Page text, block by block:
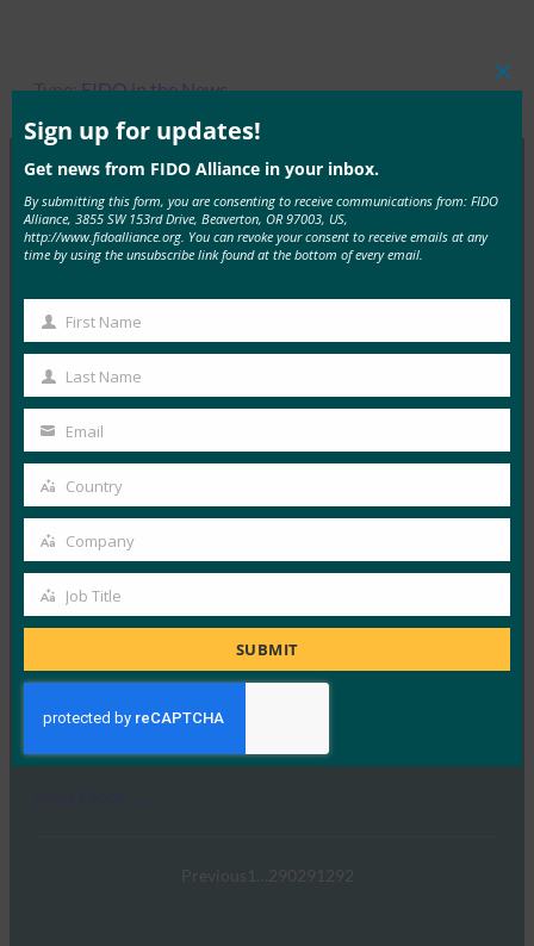
Type:FIDO in the News
MOREFIDO IN THE NEWS
FIDO에 대한 이 특집 기사에서 InfoWorld는 FIDO
Alliance 가 Google과 같은 주요 회사에서 빠르게 구현하
Read More →
TechTarget: FIDO 인증 표준은 암호 전달을 나타낼 수
있습니다.
FIDO in the News
1월 5, 2017
TechTarget은 정부와 업계가 보다 효과적인 인증 기술로
Previous 1 290291 292
Sign up for updates!
Get news from FIDO Alliance in your inbox.
By submitting this form, you are consenting to receive communications from: FIDO
Alliance, 3855 SW 153rd Drive, Beaverton, OR 97003, US,
http://www.fidoalliance.org. You can revoke your consent to receive emails at any
time by using the unsubscribe link found at the bottom of every email.
First
Name
First Name
Last
Name
Last Name
email
Email
Country
Country
Company
Company
Job
Job Title
SUBMIT